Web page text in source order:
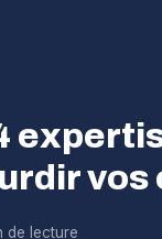
vos
de lecture